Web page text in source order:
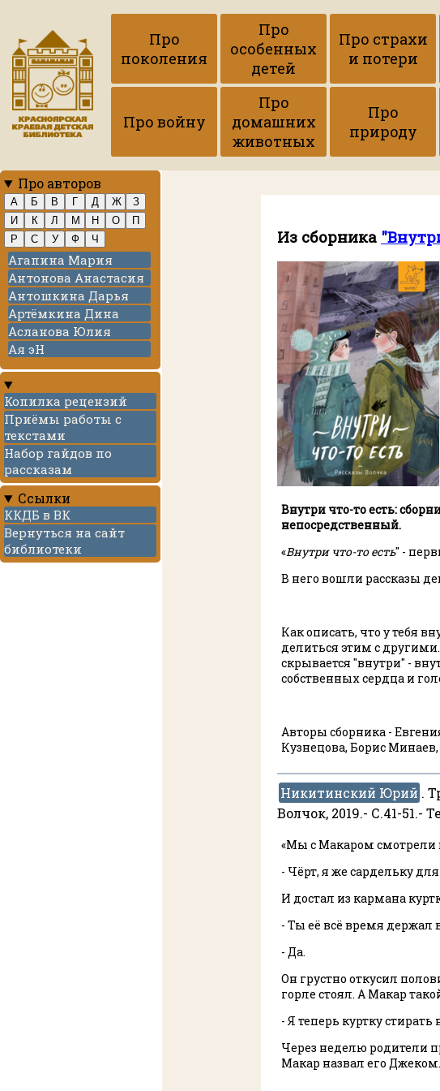
Про
поколения
Про
особенных
детей
Про страхи
и потери
Про войну
Про
домашних
животных
Про
природу
Про авторов
А Б В Г Д Ж
З
И
К Л М Н О
П
Р
С У Ф Ч
Агапина Мария
Антонова Анастасия
Антошкина Дарья
Артёмкина Дина
Асланова Юлия
Ая эН
Копилка рецензий
Приёмы работы с
текстами
Набор гайдов по
рассказам
Ссылки
ККДБ в ВК
Вернуться на сайт
библиотеки
Из сборника
Внутри что-то есть:
непосредственный.
«Внутри что-то есть" -
В него вошли рассказы
Как описать, что у тебя
делиться этим с
скрывается "внутри" -
собственных сердца и
Авторы сборника -
Кузнецова, Борис
Никитинский Юрий .
Волчок, 2019.- С.41-51.-
«Мы с Макаром смотрели
- Чёрт, я же сардельку
И достал из кармана
- Ты её всё время держал
- Да.
Он грустно откусил
горле стоял. А Макар
- Я теперь куртку
Через неделю родители
Макар назвал его